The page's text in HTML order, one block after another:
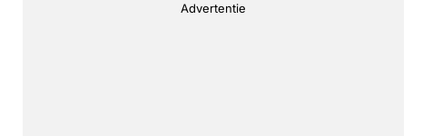
Advertentie